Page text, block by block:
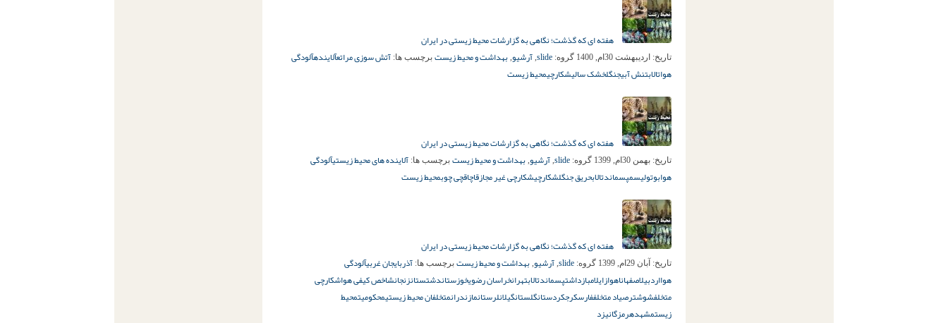
هفته ای که گذشت؛ نگاهی به گزارشات محیط زیستی در ایران
تاریخ: اردیبهشت 30ام, 1400 گروه: slide
, آرشیو, بهداشت و محیط زیست برچسب ها: آتش سوزی مراتعآلایندهآلودگی
هواتالابتنش آبیجنگلخشک سالیشکارچیمحیط زیست
هفته ای که گذشت؛ نگاهی به گزارشات محیط زیستی در ایران
تاریخ: بهمن 30ام, 1399 گروه: slide
, آرشیو, بهداشت و محیط زیست برچسب ها: آلاینده های محیط زیستیآلودگی
هوابوتولیسمپسماندتالابحریق جنگلشکارچیشکارچی غیر مجازقاچاقچی چوبمحیط زیست
هفته ای که گذشت؛ نگاهی به گزارشات محیط زیستی در ایران
تاریخ: آبان 29ام, 1399 گروه: slide
, آرشیو, بهداشت و محیط زیست برچسب ها: آذربایجان غربیآلودگی
هوااردبیلاصفهاناهوازایلامبازداشتپسماندتالابتهرانخراسان رضویخوزستاندشتستانزنجانشاخص کیفی هواشکارچی
متخلفشوشترصیاد متخلففارسکرجکردستانگلستانگیلانلرستانمازندرانمتخلفان محیط زیستیمحکومیتمحیط
زیستمشهدهرمزگانیزد